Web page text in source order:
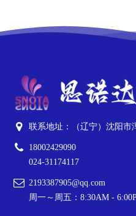
联系地址：（辽宁）沈阳市
18002429090
024-31174117
2193387905@qq.com
周一～周五：8:30AM -